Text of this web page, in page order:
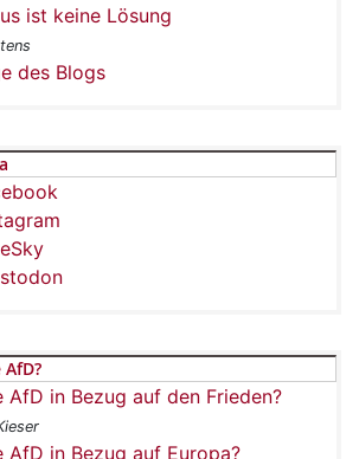
ist keine Lösung
des Blogs
AfD in Bezug auf den Frieden?
AfD in Bezug auf Europa?